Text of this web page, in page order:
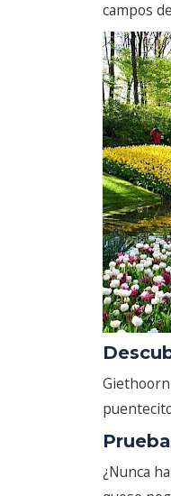
campos
¿Nunca